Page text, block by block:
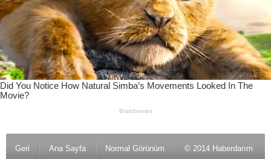
Geri Ana Sayfa Normal Görünüm © 2014 Haberdarım